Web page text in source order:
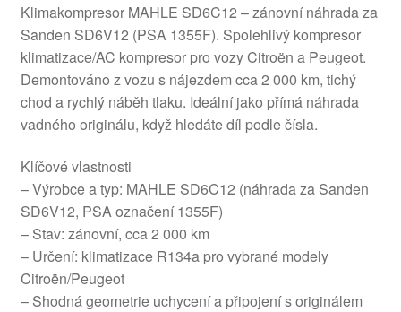
Klimakompresor MAHLE SD6C12 – zánovní náhrada za
Sanden SD6V12 (PSA 1355F). Spolehlivý kompresor
klimatizace/AC kompresor pro vozy Citroën a Peugeot.
Demontováno z vozu s nájezdem cca 2 000 km, tichý
chod a rychlý náběh tlaku. Ideální jako přímá náhrada
vadného originálu, když hledáte díl podle čísla.
Klíčové vlastnosti
– Výrobce a typ: MAHLE SD6C12 (náhrada za Sanden
SD6V12, PSA označení 1355F)
– Stav: zánovní, cca 2 000 km
– Určení: klimatizace R134a pro vybrané modely
Citroën/Peugeot
– Shodná geometrie uchycení a připojení s originálem